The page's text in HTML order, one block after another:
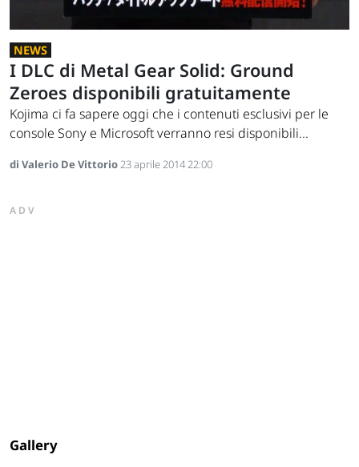
NEWS
I DLC di Metal Gear Solid: Ground
Zeroes disponibili gratuitamente
Kojima ci fa sapere oggi che i contenuti esclusivi per le
console Sony e Microsoft verranno resi disponibili...
di Valerio De Vittorio23 aprile 2014 22:00
ADV
Gallery